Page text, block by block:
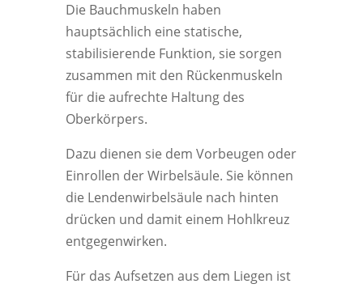
Die Bauchmuskeln haben
hauptsächlich eine statische,
stabilisierende Funktion, sie sorgen
zusammen mit den Rückenmuskeln
für die aufrechte Haltung des
Oberkörpers.
Dazu dienen sie dem Vorbeugen oder
Einrollen der Wirbelsäule. Sie können
die Lendenwirbelsäule nach hinten
drücken und damit einem Hohlkreuz
entgegenwirken.
Für das Aufsetzen aus dem Liegen ist